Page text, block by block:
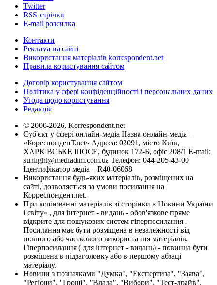
Twitter
RSS-стрічки
E-mail розсилка
Контакти
Реклама на сайті
Використання матеріалів korrespondent.net
Правила користування сайтом
Договір користування сайтом
Політика у сфері конфіденційності і персональних даних
Угода щодо користування
Редакція
© 2000-2026, Korrespondent.net
Суб'єкт у сфері онлайн-медіа Назва онлайн-медіа –
«КореспонденТ.net» Адреса: 02091, місто Київ,
ХАРКІВСЬКЕ ШОСЕ, будинок 172-Б, офіс 208/1 E-mail:
sunlight@mediadim.com.ua Телефон: 044-205-43-00
Ідентифікатор медіа – R40-06068
Використання будь-яких матеріалів, розміщених на
сайті, дозволяється за умови посилання на
Корреспондент.net.
При копіюванні матеріалів зі сторінки « Новини України
і світу» , для інтернет - видань - обов'язкове пряме
відкрите для пошукових систем гіперпосилання .
Посилання має бути розміщена в незалежності від
повного або часткового використання матеріалів.
Гіперпосилання ( для інтернет - видань) - повинна бути
розміщена в підзаголовку або в першому абзаці
матеріалу.
Новини з позначками "Думка", "Експертиза", "Заява",
"Регіони", "Гроші", "Влада", "Вибори", "Тест-драйв",